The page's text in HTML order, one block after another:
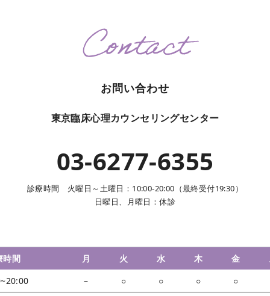
お問い合わせ
東京臨床心理カウンセリングセンター
03-6277-6355
診療時間 火曜日～土曜日：10:00-20:00（最終受付19:30）
日曜日、月曜日：休診
時間 月 火 水 木 金
– ○ ○ ○ ○